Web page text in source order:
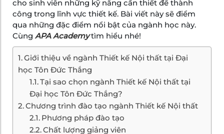
cho sinh viên những kỹ năng cần thiết để thành
công trong lĩnh vực thiết kế. Bài viết này sẽ điểm
qua những đặc điểm nổi bật của ngành học này.
Cùng APA Academytìm hiểu nhé!
Giới thiệu về ngành Thiết kế Nội thất tại Đại
học Tôn Đức Thắng
Tại sao chọn ngành Thiết kế Nội thất tại
Đại học Tôn Đức Thắng?
Chương trình đào tạo ngành Thiết kế Nội thất
Phương pháp đào tạo
Chất lượng giảng viên